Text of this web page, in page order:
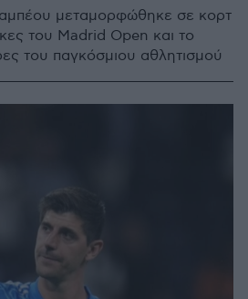
μεταμορφώθηκε σε κορτ
του Madrid Open και το
του παγκόσμιου αθλητισμού